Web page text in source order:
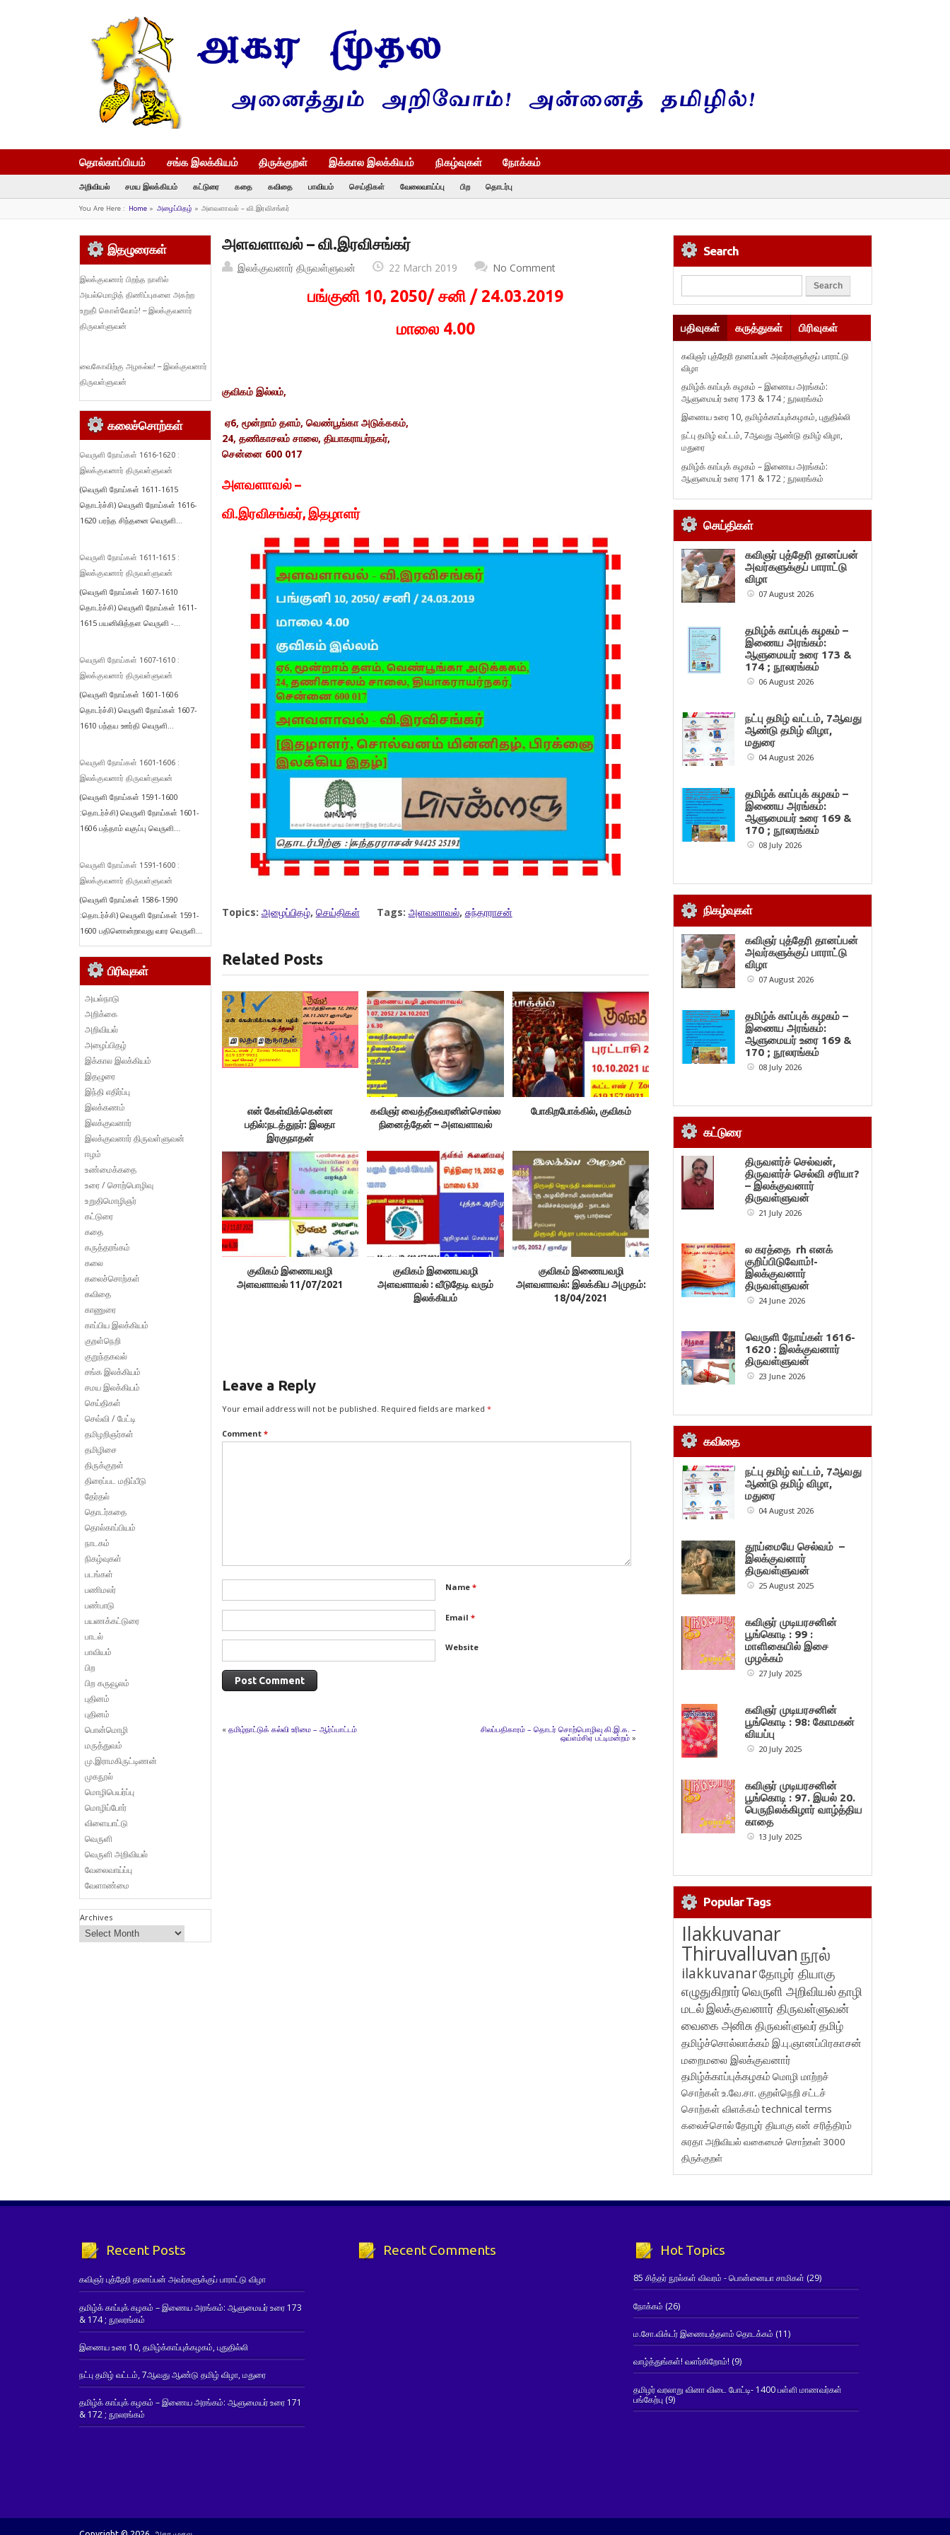
தொல்காப்பியம் சங்க இலக்கியம் திருக்குறள் இக்கால இலக்கியம் நிகழ்வுகள் நோக்கம்
அறிவியல் சமய இலக்கியம் கட்டுரை கதை கவிதை பாவியம் செய்திகள் வேலைவாய்ப்பு பிற தொடர்பு
You Are Here : Home» அழைப்பிதழ் » அளவளாவல் – வி.இரவிசங்கர்
அளவளாவல் – வி.இரவிசங்கர்
இலக்குவனார் திருவள்ளுவன் 22 March 2019 No Comment
பங்குனி 10, 2050/ சனி / 24.03.2019
மாலை 4.00
குவிகம் இல்லம்,
ஏ6, மூன்றாம் தளம், வெண்பூங்கா அடுக்ககம்,
24, தணிகாசலம் சாலை, தியாகராயர்நகர்,
சென்னை600 017
அளவளாவல் –
வி.இரவிசங்கர், இதழாளர்
Topics: அழைப்பிதழ், செய்திகள் Tags: அளவளாவல், சுந்தரராசன்
Related Posts
என் கேள்விக்கென்ன
பதில்:நடத்துநர்: இலதா
இரகுநாதன்
கவிஞர் வைத்தீசுவரனின்சொல்ல
நினைத்தேன் – அளவளாவல்
போகிறபோக்கில், குவிகம்
குவிகம் இணையவழி
அளவளாவல் 11/07/2021
குவிகம் இணையவழி
அளவளாவல் : வீடுதேடி வரும்
இலக்கியம்
குவிகம் இணையவழி
அளவளாவல்: இலக்கிய அமுதம்:
18/04/2021
Leave a Reply
Your email address will not be published. Required fields are marked *
Comment *
Name *
Email *
Website
« தமிழ்நாட்டுக் கல்வி உரிமை – ஆர்ப்பாட்டம்
சிலப்பதிகாரம் – தொடர் சொற்பொழிவு கி.இ.க. –
ஒய்எம்சிஏ பட்டிமன்றம் »
இதழுரைகள்
இலக்குவனார் பிறந்த நாளில்
அயல்மொழித் திணிப்புகளை அகற்ற
உறுதி் கொள்வோம்! – இலக்குவனார்
திருவள்ளுவன்
வைகோவிற்கு அழகல்ல! – இலக்குவனார்
திருவள்ளுவன்
கலைச்சொற்கள்
வெருளி நோய்கள் 1616-1620 :
இலக்குவனார் திருவள்ளுவன்
(வெருளி நோய்கள் 1611-1615
தொடர்ச்சி) வெருளி நோய்கள் 1616-
1620 பரந்த சிந்தனை வெருளி...
வெருளி நோய்கள் 1611-1615 :
இலக்குவனார் திருவள்ளுவன்
(வெருளி நோய்கள் 1607-1610
தொடர்ச்சி) வெருளி நோய்கள் 1611-
1615 பயனிலித்தள வெருளி -...
வெருளி நோய்கள் 1607-1610 :
இலக்குவனார் திருவள்ளுவன்
(வெருளி நோய்கள் 1601-1606
தொடர்ச்சி) வெருளி நோய்கள் 1607-
1610 பந்தய ஊர்தி வெருளி...
வெருளி நோய்கள் 1601-1606 :
இலக்குவனார் திருவள்ளுவன்
(வெருளி நோய்கள் 1591-1600
:தொடர்ச்சி) வெருளி நோய்கள் 1601-
1606 பத்தாம் வகுப்பு வெருளி...
வெருளி நோய்கள் 1591-1600 :
இலக்குவனார் திருவள்ளுவன்
(வெருளி நோய்கள் 1586-1590
:தொடர்ச்சி) வெருளி நோய்கள் 1591-
1600 பதினொன்றாவது வார வெருளி...
பிரிவுகள்
அயல்நாடு
அறிக்கை
அறிவியல்
அழைப்பிதழ்
இக்கால இலக்கியம்
இதழுரை
இந்தி எதிர்ப்பு
இலக்கணம்
இலக்குவனார்
இலக்குவனார் திருவள்ளுவன்
ஈழம்
உண்மைக்கதை
உரை / சொற்பொழிவு
உறுதிமொழிஞர்
கட்டுரை
கதை
கருத்தரங்கம்
கலை
கலைச்சொற்கள்
கவிதை
காணுரை
காப்பிய இலக்கியம்
குறள்நெறி
குறுந்தகவல்
சங்க இலக்கியம்
சமய இலக்கியம்
செய்திகள்
செவ்வி / பேட்டி
தமிழறிஞர்கள்
தமிழிசை
திருக்குறள்
திரைப்பட மதிப்பீடு
தேர்தல்
தொடர்கதை
தொல்காப்பியம்
நாடகம்
நிகழ்வுகள்
படங்கள்
பணிமலர்
பண்பாடு
பயணக்கட்டுரை
பாடல்
பாவியம்
பிற
பிற கருவூலம்
புதினம்
புதினம்
பொன்மொழி
மருத்துவம்
மு.இராமகிருட்டிணன்
முகநூல்
மொழிபெயர்ப்பு
மொழிப்போர்
விளையாட்டு
வெருளி
வெருளி அறிவியல்
வேலைவாய்ப்பு
வேளாண்மை
Archives
Search
பதிவுகள் கருத்துகள் பிரிவுகள்
கவிஞர் புத்தேரி தானப்பன் அவர்களுக்குப் பாராட்டு
விழா
தமிழ்க் காப்புக் கழகம் – இணைய அரங்கம்:
ஆளுமையர் உரை 173 & 174 ; நூலரங்கம்
இணைய உரை 10, தமிழ்க்காப்புக்கழகம், புதுதில்லி
நட்பு தமிழ் வட்டம், 7ஆவது ஆண்டு தமிழ் விழா,
மதுரை
தமிழ்க் காப்புக் கழகம் – இணைய அரங்கம்:
ஆளுமையர் உரை 171 & 172 ; நூலரங்கம்
செய்திகள்
கவிஞர் புத்தேரி தானப்பன்
அவர்களுக்குப் பாராட்டு
விழா
07 August 2026
தமிழ்க் காப்புக் கழகம் –
இணைய அரங்கம்:
ஆளுமையர் உரை 173 &
174 ; நூலரங்கம்
06 August 2026
நட்பு தமிழ் வட்டம், 7ஆவது
ஆண்டு தமிழ் விழா,
மதுரை
04 August 2026
தமிழ்க் காப்புக் கழகம் –
இணைய அரங்கம்:
ஆளுமையர் உரை 169 &
170 ; நூலரங்கம்
08 July 2026
நிகழ்வுகள்
கவிஞர் புத்தேரி தானப்பன்
அவர்களுக்குப் பாராட்டு
விழா
07 August 2026
தமிழ்க் காப்புக் கழகம் –
இணைய அரங்கம்:
ஆளுமையர் உரை 169 &
170 ; நூலரங்கம்
08 July 2026
கட்டுரை
திருவளர்ச் செல்வன்,
திருவளர்ச் செல்வி சரியா?
– இலக்குவனார்
திருவள்ளுவன்
21 July 2026
ல கரத்தை rh எனக்
குறிப்பிடுவோம்!-
இலக்குவனார்
திருவள்ளுவன்
24 June 2026
வெருளி நோய்கள் 1616-
1620 : இலக்குவனார்
திருவள்ளுவன்
23 June 2026
கவிதை
நட்பு தமிழ் வட்டம், 7ஆவது
ஆண்டு தமிழ் விழா,
மதுரை
04 August 2026
தூய்மையே செல்வம் –
இலக்குவனார்
திருவள்ளுவன்
25 August 2025
கவிஞர் முடியரசனின்
பூங்கொடி : 99 :
மாளிகையில் இசை
முழக்கம்
27 July 2025
கவிஞர் முடியரசனின்
பூங்கொடி : 98: கோமகன்
வியப்பு
20 July 2025
கவிஞர் முடியரசனின்
பூங்கொடி : 97. இயல் 20.
பெருநிலக்கிழார் வாழ்த்திய
காதை
13 July 2025
Popular Tags
Ilakkuvanar
Thiruvalluvanநூல்
ilakkuvanarதோழர் தியாகு
எழுதுகிறார்வெருளி அறிவியல்தாழி
மடல்இலக்குவனார் திருவள்ளுவன்
வைகை அனிசுதிருவள்ளுவர்தமிழ்
தமிழ்ச்சொல்லாக்கம் இ.பு.ஞானப்பிரகாசன்
மறைமலை இலக்குவனார்
தமிழ்க்காப்புக்கழகம் மொழி மாற்றச்
சொற்கள்உ.வே.சா. குறள்நெறி சட்டச்
சொற்கள் விளக்கம்technical terms
கலைச்சொல்தோழர் தியாகுஎன் சரித்திரம்
சுரதாஅறிவியல் வகைமைச் சொற்கள் 3000
திருக்குறள்
Recent Posts
கவிஞர் புத்தேரி தானப்பன் அவர்களுக்குப் பாராட்டு விழா
தமிழ்க் காப்புக் கழகம் – இணைய அரங்கம்: ஆளுமையர் உரை 173
& 174 ; நூலரங்கம்
இணைய உரை 10, தமிழ்க்காப்புக்கழகம், புதுதில்லி
நட்பு தமிழ் வட்டம், 7ஆவது ஆண்டு தமிழ் விழா, மதுரை
தமிழ்க் காப்புக் கழகம் – இணைய அரங்கம்: ஆளுமையர் உரை 171
& 172 ; நூலரங்கம்
Recent Comments Hot Topics
85 சித்தர் நூல்கள் விவரம் - பொன்னையா சாமிகள் (29)
நோக்கம் (26)
ம.சோ.விக்டர் இணையத்தளம் தொடக்கம் (11)
வாழ்த்துங்கள்! வளர்கிறோம்! (9)
தமிழர் வரலாறு வினா விடை போட்டி- 1400 பள்ளி மாணவர்கள்
பங்கேற்பு(9)